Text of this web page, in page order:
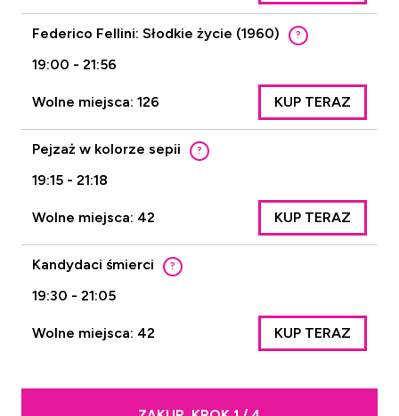
Federico Fellini: Słodkie życie (1960) ?
19:00 - 21:56
Wolne miejsca: 126 KUP TERAZ
Pejzaż w kolorze sepii ?
19:15 - 21:18
Wolne miejsca: 42 KUP TERAZ
Kandydaci śmierci ?
19:30 - 21:05
Wolne miejsca: 42 KUP TERAZ